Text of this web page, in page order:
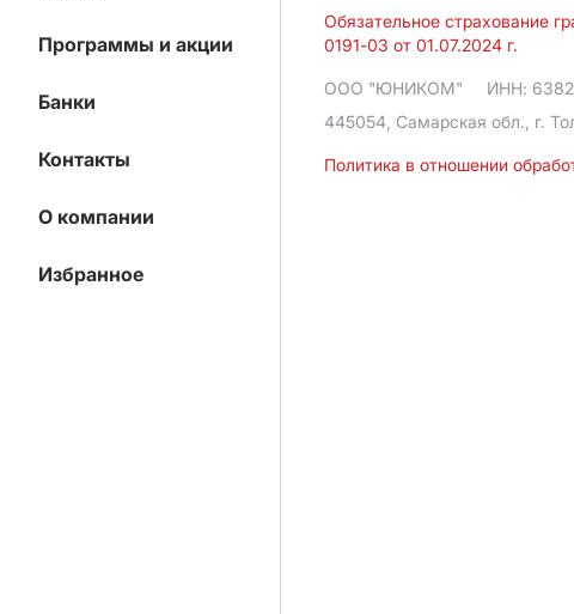
Программы и акции
Банки
Контакты
О компании
Избранное
Обязательное страхование
0191-03 от 01.07.2024 г.
ООО "ЮНИКОМ" ИНН:
445054, Самарская обл., г.
Политика в отношении